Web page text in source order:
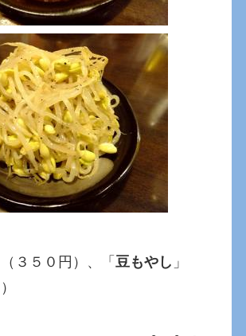
（３５０円）、「豆もやし 」